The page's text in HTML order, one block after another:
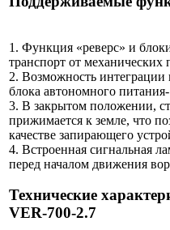
1. Функция «реверс» и
транспорт от механических
2. Возможность интеграции
блока автономного питания-
3. В закрытом положении,
прижимается к земле, что
качестве запирающего
4. Встроенная сигнальная
перед началом движения
Технические
VER-700-2.7